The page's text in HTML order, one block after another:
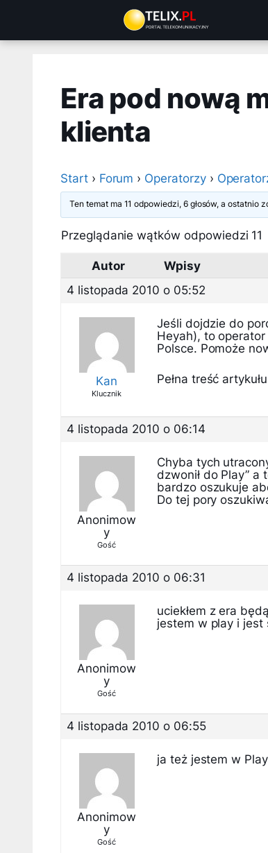
treści
Era pod nową
klienta
Start › Forum › Operatorzy ›
Ten temat ma 11 odpowiedzi, 6 głosów, a ostatnio
Przeglądanie wątków odpowiedzi 11
Autor
Wpisy
4 listopada 2010 o 05:52
Kan
Klucznik
Jeśli dojdzie do
Heyah), to
Polsce. Pomoże
Pełna treść
4 listopada 2010 o 06:14
Anonimow
y
Gość
Chyba tych
dzwonił do Play” a
bardzo oszukuje
Do tej pory
4 listopada 2010 o 06:31
Anonimow
y
Gość
uciekłem z era
jestem w play i jest
4 listopada 2010 o 06:55
Anonimow
y
Gość
ja też jestem w